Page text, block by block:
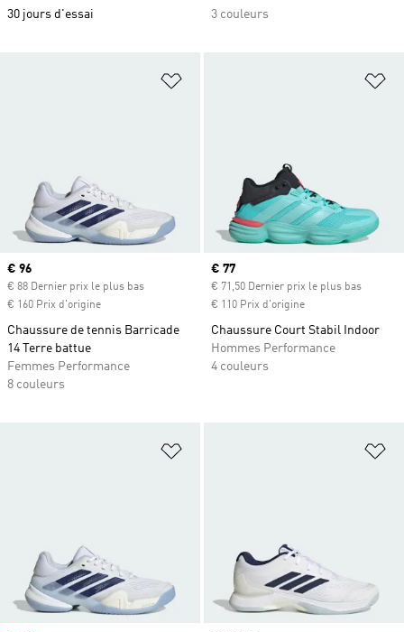
30 jours d'essai
3 couleurs
Ajouter à la Liste de produits
Prix actuel
€ 96
€ 88 Dernier prix le plus bas
€ 160 Prix d'origine
Chaussure de tennis Barricade
14 Terre battue
Femmes Performance
8 couleurs
Prix actuel
€ 77
€ 71,50 Dernier prix le plus bas
€ 110 Prix d'origine
Chaussure Court Stabil Indoor
Hommes Performance
4 couleurs
Ajouter à la Liste de produits